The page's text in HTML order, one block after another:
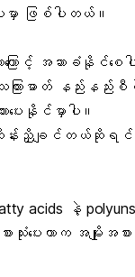
မှာ ဖြစ်ပါတယ်။
ြောင့် အဆာခံနိုင်စေ
ထဲကို သကြားဓာတ် နည်းန
ေးနိုင်မှာပါ။
ထိန်းညှိချင်တယ်ဆိုရင်
acids နဲ့
းပေးတာက အမျိုးအစ